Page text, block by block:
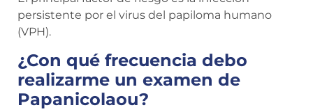
persistente por el virus del papiloma humano
(VPH).
¿Con qué frecuencia debo
realizarme un examen de
Papanicolaou?